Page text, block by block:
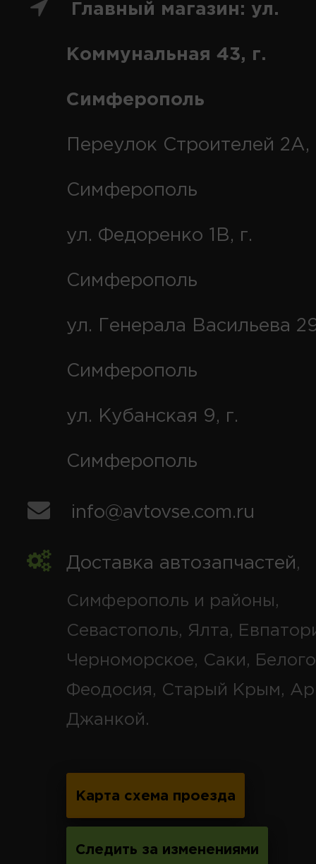
Главный магазин: ул.
Коммунальная 43, г.
Симферополь
Переулок Строителей 2А,
Симферополь
ул. Федоренко 1В, г.
Симферополь
ул. Генерала Васильева
Симферополь
ул. Кубанская 9, г.
Симферополь
info@avtovse.com.ru
Доставка автозапчастей,
Симферополь и районы,
Севастополь, Ялта,
Черноморское, Саки,
Феодосия, Старый Крым,
Джанкой.
Карта схема проезда
Следить за изменениями